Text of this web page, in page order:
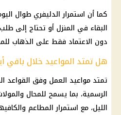
كما أن استمرار الدليفري طوال
البقاء في المنزل أو تحتاج إلى
دون الاعتماد فقط على الذهاب
هل تمتد المواعيد خلال باقي
تمتد مواعيد العمل وفق القواعد
الرسمية، بما يسمح للمحال
الليل، مع استمرار المطاعم والكافيهات